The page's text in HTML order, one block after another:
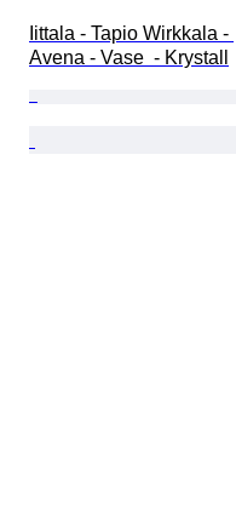
Iittala - Tapio Wirkkala -
Avena - Vase  - Krystall